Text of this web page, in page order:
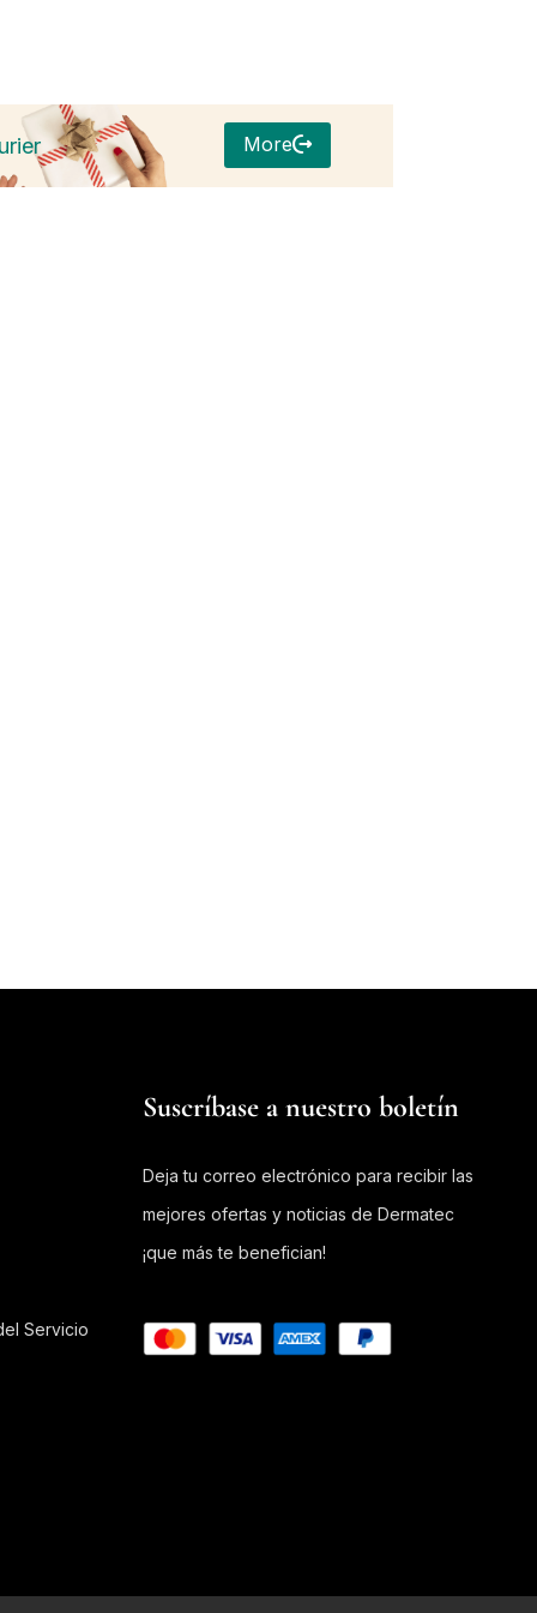
More
Servicio
Suscríbase a nuestro boletín
Deja tu correo electrónico para recibir las
mejores ofertas y noticias de Dermatec
¡que más te benefician!